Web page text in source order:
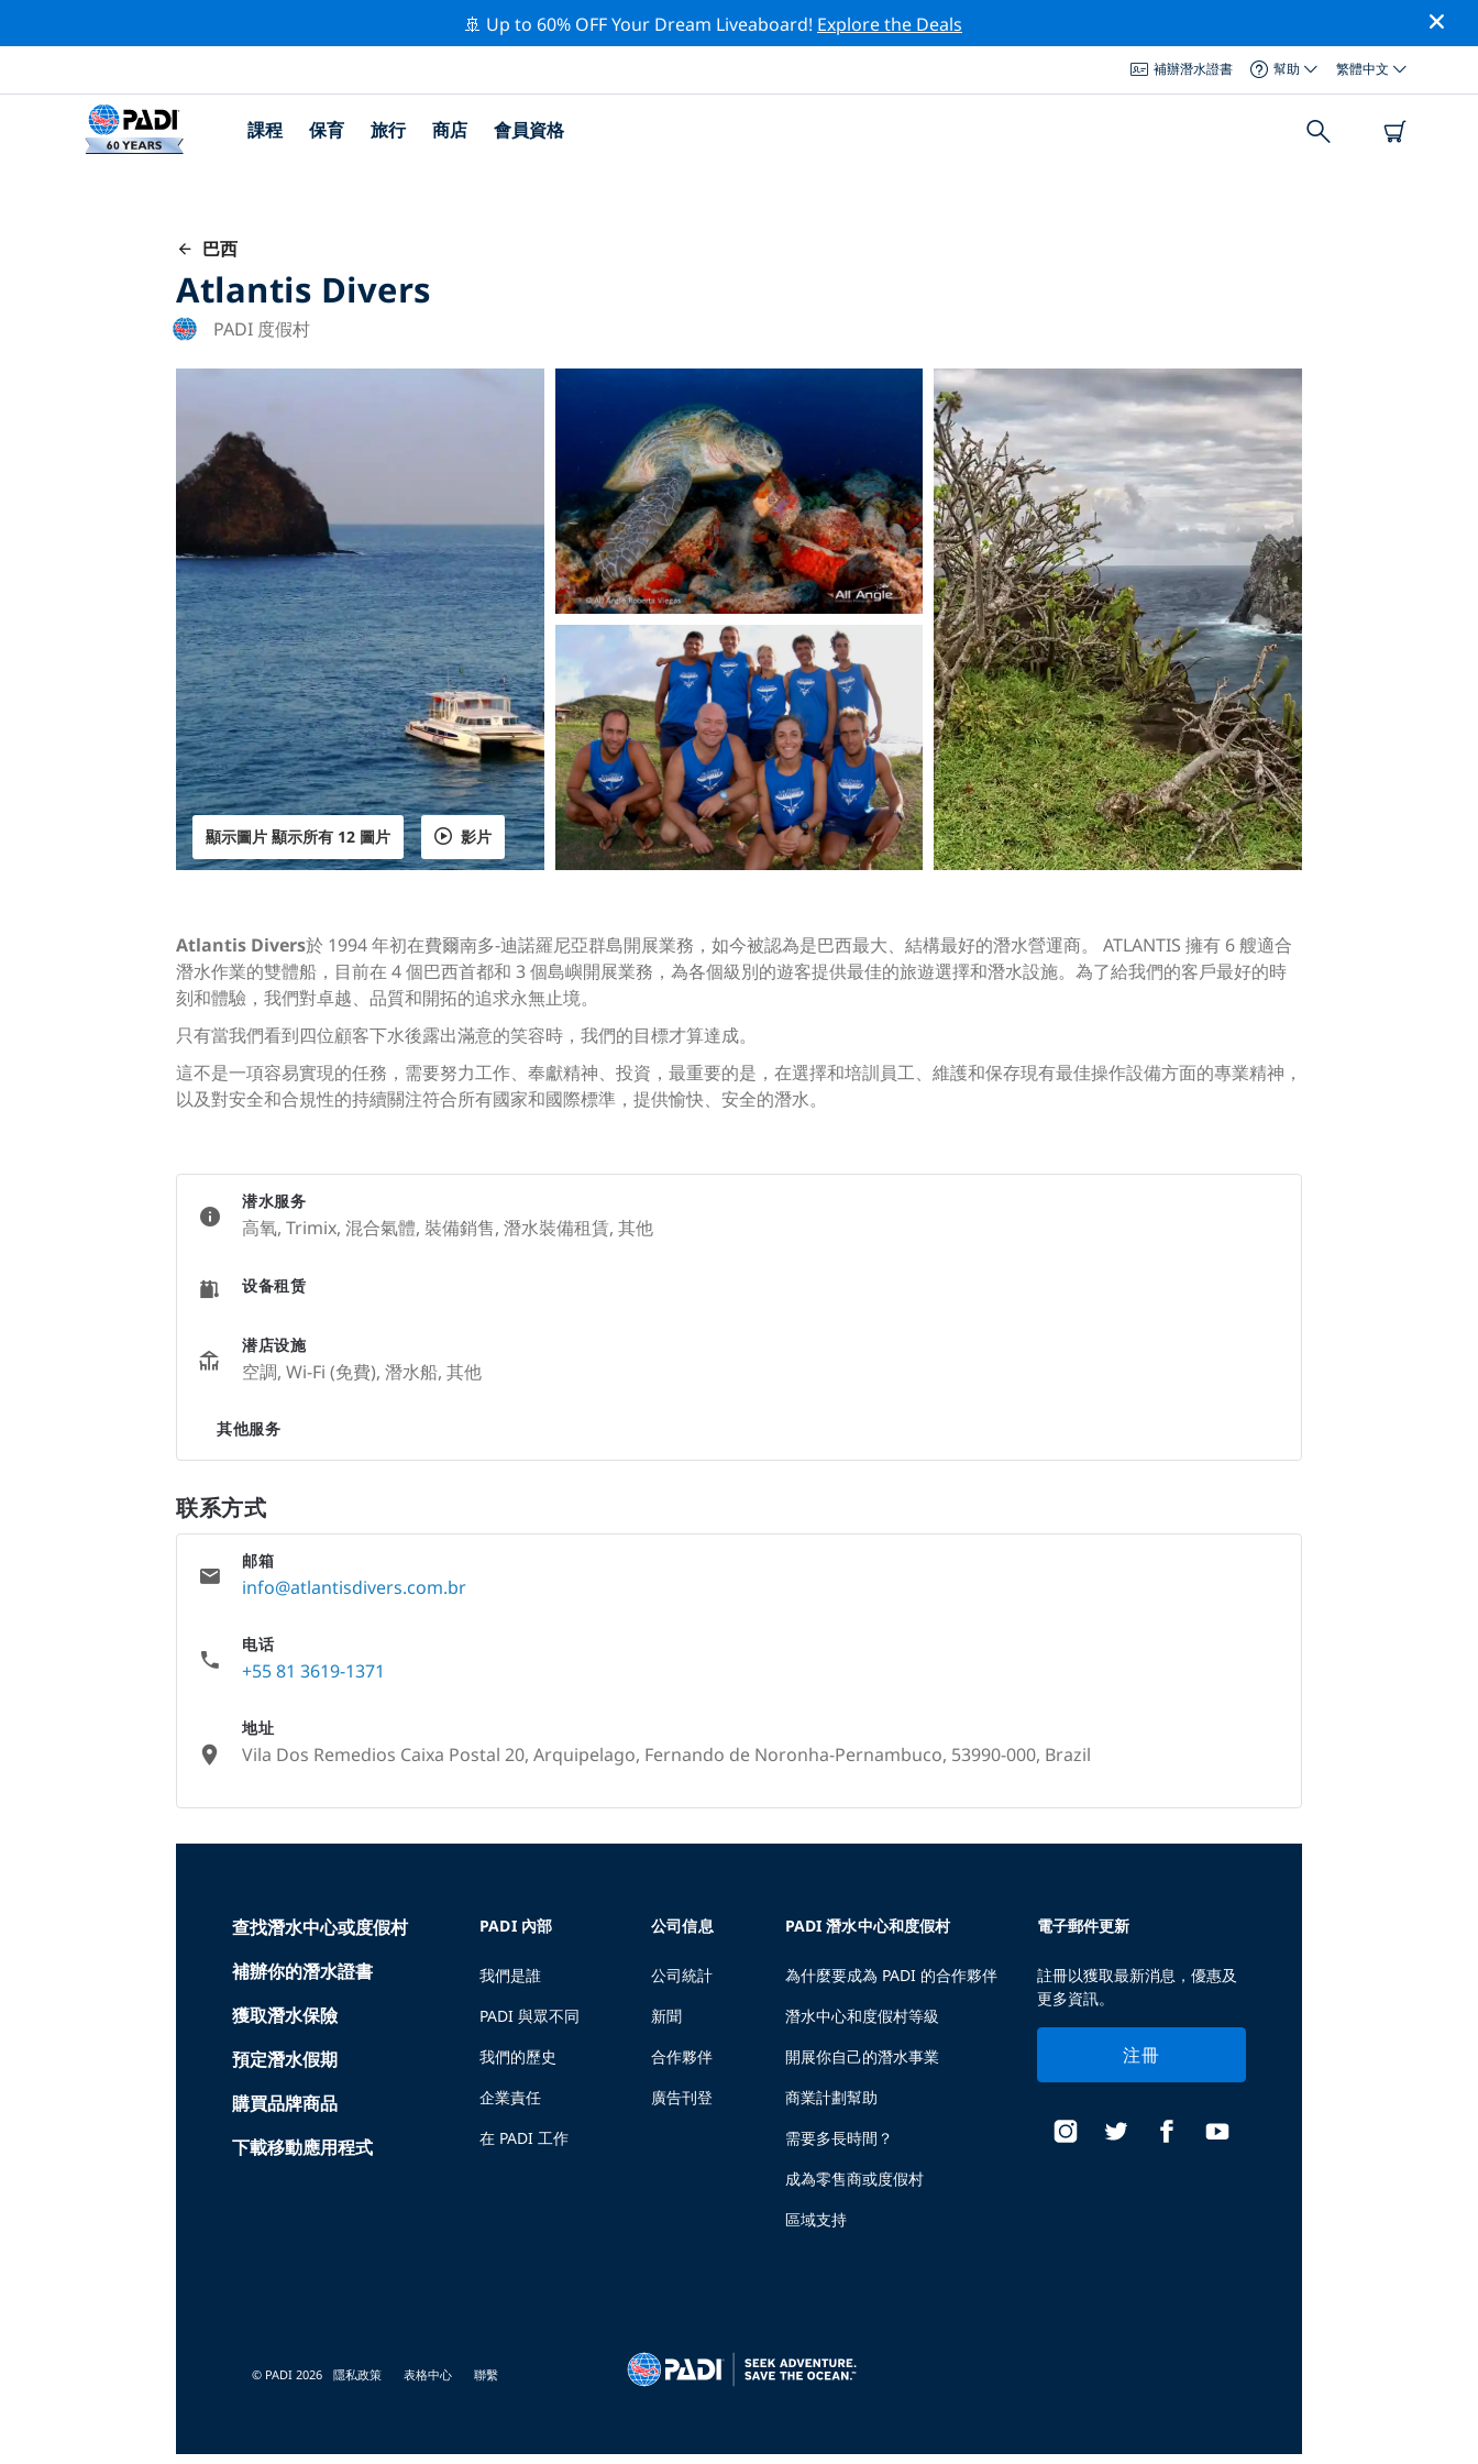
🚢 Up to 60% OFF Your Dream Liveaboard! Explore the Deals
補辦潛水證書 幫助 繁體中文
課程 保育 旅行 商店 會員資格
巴西
Atlantis Divers
PADI 度假村
顯示圖片 顯示所有 12 圖片 影片
Atlantis Divers於 1994 年初在費爾南多-迪諾羅尼亞群島開展業務，如今被認為是巴西最大、結構最好的潛水營運商。 ATLANTIS 擁有 6 艘適合
潛水作業的雙體船，目前在 4 個巴西首都和 3 個島嶼開展業務，為各個級別的遊客提供最佳的旅遊選擇和潛水設施。為了給我們的客戶最好的時
刻和體驗，我們對卓越、品質和開拓的追求永無止境。
只有當我們看到四位顧客下水後露出滿意的笑容時，我們的目標才算達成。
這不是一項容易實現的任務，需要努力工作、奉獻精神、投資，最重要的是，在選擇和培訓員工、維護和保存現有最佳操作設備方面的專業精神，
以及對安全和合規性的持續關注符合所有國家和國際標準，提供愉快、安全的潛水。
潜水服务
高氧, Trimix, 混合氣體, 裝備銷售, 潛水裝備租賃, 其他
设备租赁
潜店设施
空調, Wi-Fi (免費), 潛水船, 其他
其他服务
联系方式
邮箱
info@atlantisdivers.com.br
电话
+55 81 3619-1371
地址
Vila Dos Remedios Caixa Postal 20, Arquipelago, Fernando de Noronha-Pernambuco, 53990-000, Brazil
查找潛水中心或度假村
補辦你的潛水證書
獲取潛水保險
預定潛水假期
購買品牌商品
下載移動應用程式
PADI 內部
我們是誰
PADI 與眾不同
我們的歷史
企業責任
在 PADI 工作
公司信息
公司統計
新聞
合作夥伴
廣告刊登
PADI 潛水中心和度假村
為什麼要成為 PADI 的合作夥伴
潛水中心和度假村等級
開展你自己的潛水事業
商業計劃幫助
需要多長時間？
成為零售商或度假村
區域支持
電子郵件更新
註冊以獲取最新消息，優惠及
更多資訊。
注冊
© PADI 2026 隱私政策 表格中心 聯繫